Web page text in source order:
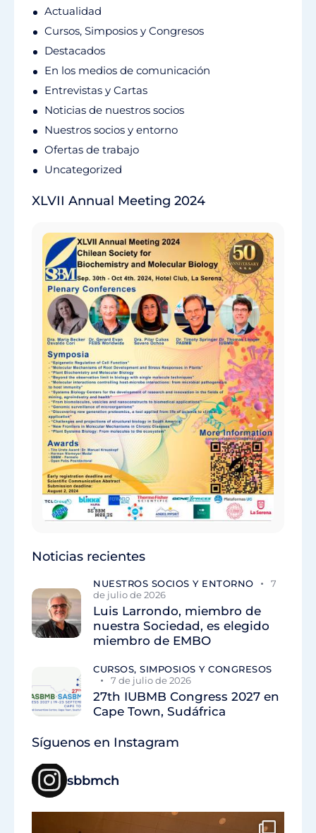
Actualidad
Cursos, Simposios y Congresos
Destacados
En los medios de comunicación
Entrevistas y Cartas
Noticias de nuestros socios
Nuestros socios y entorno
Ofertas de trabajo
Uncategorized
XLVII Annual Meeting 2024
Noticias recientes
NUESTROS SOCIOS Y ENTORNO
7
de julio de 2026
Luis Larrondo, miembro de
nuestra Sociedad, es elegido
miembro de EMBO
CURSOS, SIMPOSIOS Y CONGRESOS
7 de julio de 2026
27th IUBMB Congress 2027 en
Cape Town, Sudáfrica
Síguenos en Instagram
sbbmch